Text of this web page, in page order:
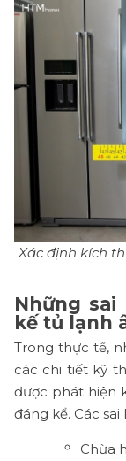
Xác định kích
Những
kế tủ lạnh
Trong thực tế,
các chi tiết kỹ
được phát hiện
đáng kể. Các
Chừa